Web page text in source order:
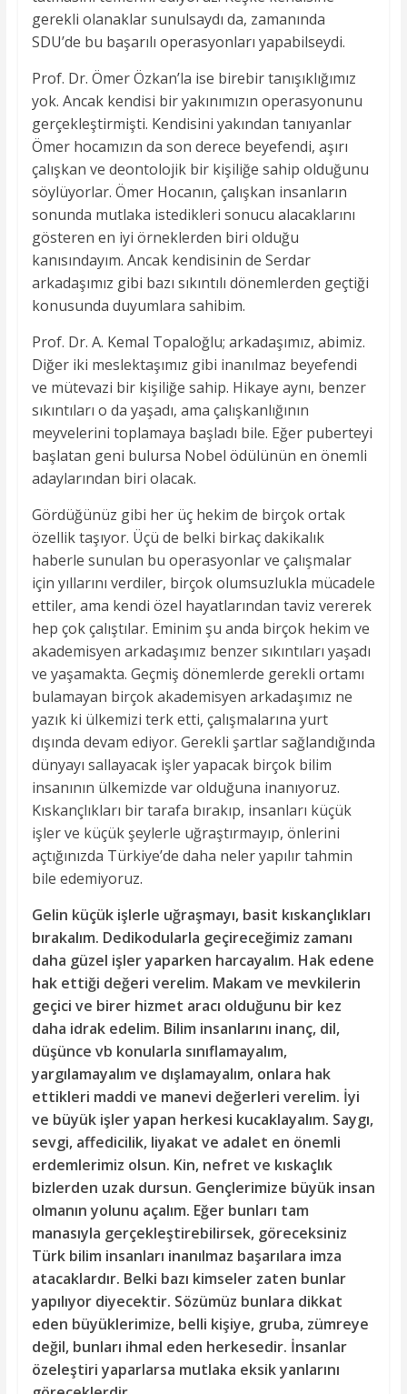
gerekli olanaklar sunulsaydı da, zamanında
SDU’de bu başarılı operasyonları yapabilseydi.
Prof. Dr. Ömer Özkan’la ise birebir tanışıklığımız
yok. Ancak kendisi bir yakınımızın operasyonunu
gerçekleştirmişti. Kendisini yakından tanıyanlar
Ömer hocamızın da son derece beyefendi, aşırı
çalışkan ve deontolojik bir kişiliğe sahip olduğunu
söylüyorlar. Ömer Hocanın, çalışkan insanların
sonunda mutlaka istedikleri sonucu alacaklarını
gösteren en iyi örneklerden biri olduğu
kanısındayım. Ancak kendisinin de Serdar
arkadaşımız gibi bazı sıkıntılı dönemlerden geçtiği
konusunda duyumlara sahibim.
Prof. Dr. A. Kemal Topaloğlu; arkadaşımız, abimiz.
Diğer iki meslektaşımız gibi inanılmaz beyefendi
ve mütevazi bir kişiliğe sahip. Hikaye aynı, benzer
sıkıntıları o da yaşadı, ama çalışkanlığının
meyvelerini toplamaya başladı bile. Eğer puberteyi
başlatan geni bulursa Nobel ödülünün en önemli
adaylarından biri olacak.
Gördüğünüz gibi her üç hekim de birçok ortak
özellik taşıyor. Üçü de belki birkaç dakikalık
haberle sunulan bu operasyonlar ve çalışmalar
için yıllarını verdiler, birçok olumsuzlukla mücadele
ettiler, ama kendi özel hayatlarından taviz vererek
hep çok çalıştılar. Eminim şu anda birçok hekim ve
akademisyen arkadaşımız benzer sıkıntıları yaşadı
ve yaşamakta. Geçmiş dönemlerde gerekli ortamı
bulamayan birçok akademisyen arkadaşımız ne
yazık ki ülkemizi terk etti, çalışmalarına yurt
dışında devam ediyor. Gerekli şartlar sağlandığında
dünyayı sallayacak işler yapacak birçok bilim
insanının ülkemizde var olduğuna inanıyoruz.
Kıskançlıkları bir tarafa bırakıp, insanları küçük
işler ve küçük şeylerle uğraştırmayıp, önlerini
açtığınızda Türkiye’de daha neler yapılır tahmin
bile edemiyoruz.
Gelin küçük işlerle uğraşmayı, basit kıskançlıkları
bırakalım. Dedikodularla geçireceğimiz zamanı
daha güzel işler yaparken harcayalım. Hak edene
hak ettiği değeri verelim. Makam ve mevkilerin
geçici ve birer hizmet aracı olduğunu bir kez
daha idrak edelim. Bilim insanlarını inanç, dil,
düşünce vb konularla sınıflamayalım,
yargılamayalım ve dışlamayalım, onlara hak
ettikleri maddi ve manevi değerleri verelim. İyi
ve büyük işler yapan herkesi kucaklayalım. Saygı,
sevgi, affedicilik, liyakat ve adalet en önemli
erdemlerimiz olsun. Kin, nefret ve kıskaçlık
bizlerden uzak dursun. Gençlerimize büyük insan
olmanın yolunu açalım. Eğer bunları tam
manasıyla gerçekleştirebilirsek, göreceksiniz
Türk bilim insanları inanılmaz başarılara imza
atacaklardır. Belki bazı kimseler zaten bunlar
yapılıyor diyecektir. Sözümüz bunlara dikkat
eden büyüklerimize, belli kişiye, gruba, zümreye
değil, bunları ihmal eden herkesedir. İnsanlar
özeleştiri yaparlarsa mutlaka eksik yanlarını